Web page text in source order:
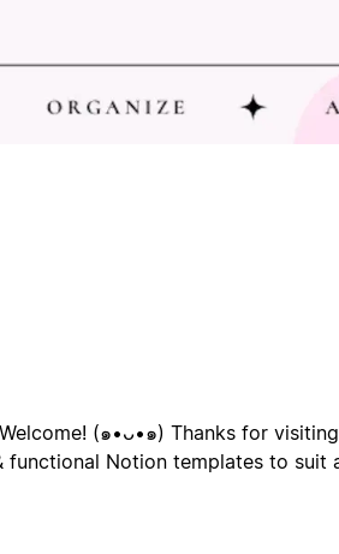
Welcome! (๑•ᴗ•๑) Thanks for
functional Notion templates to suit